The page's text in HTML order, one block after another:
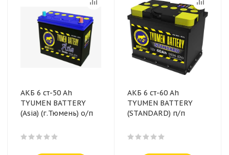
АКБ 6 ст-50 Аh
TYUMEN BATTERY
(Asia) (г.Тюмень) о/п
АКБ 6 ст-60 Ah
TYUMEN BATTERY
(STANDARD) п/п